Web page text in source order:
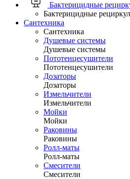
Бактерицидные
Бактерицидные
Сантехника
Сантехника
Душевые системы
Душевые системы
Пототенцесушители
Пототенцесушители
Дозаторы
Дозаторы
Измельчители
Измельчители
Мойки
Мойки
Раковины
Раковины
Ролл-маты
Ролл-маты
Смесители
Смесители